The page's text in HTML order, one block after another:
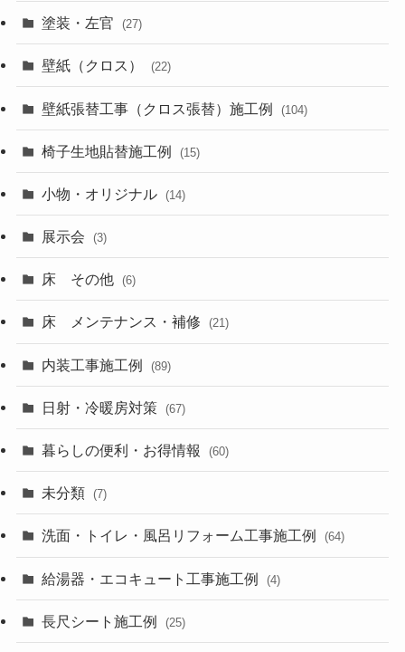
塗装・左官 (27)
壁紙（クロス） (22)
壁紙張替工事（クロス張替）施工例 (104)
椅子生地貼替施工例 (15)
小物・オリジナル (14)
展示会 (3)
床 その他 (6)
床 メンテナンス・補修 (21)
内装工事施工例 (89)
日射・冷暖房対策 (67)
暮らしの便利・お得情報 (60)
未分類 (7)
洗面・トイレ・風呂リフォーム工事施工例 (64)
給湯器・エコキュート工事施工例 (4)
長尺シート施工例 (25)